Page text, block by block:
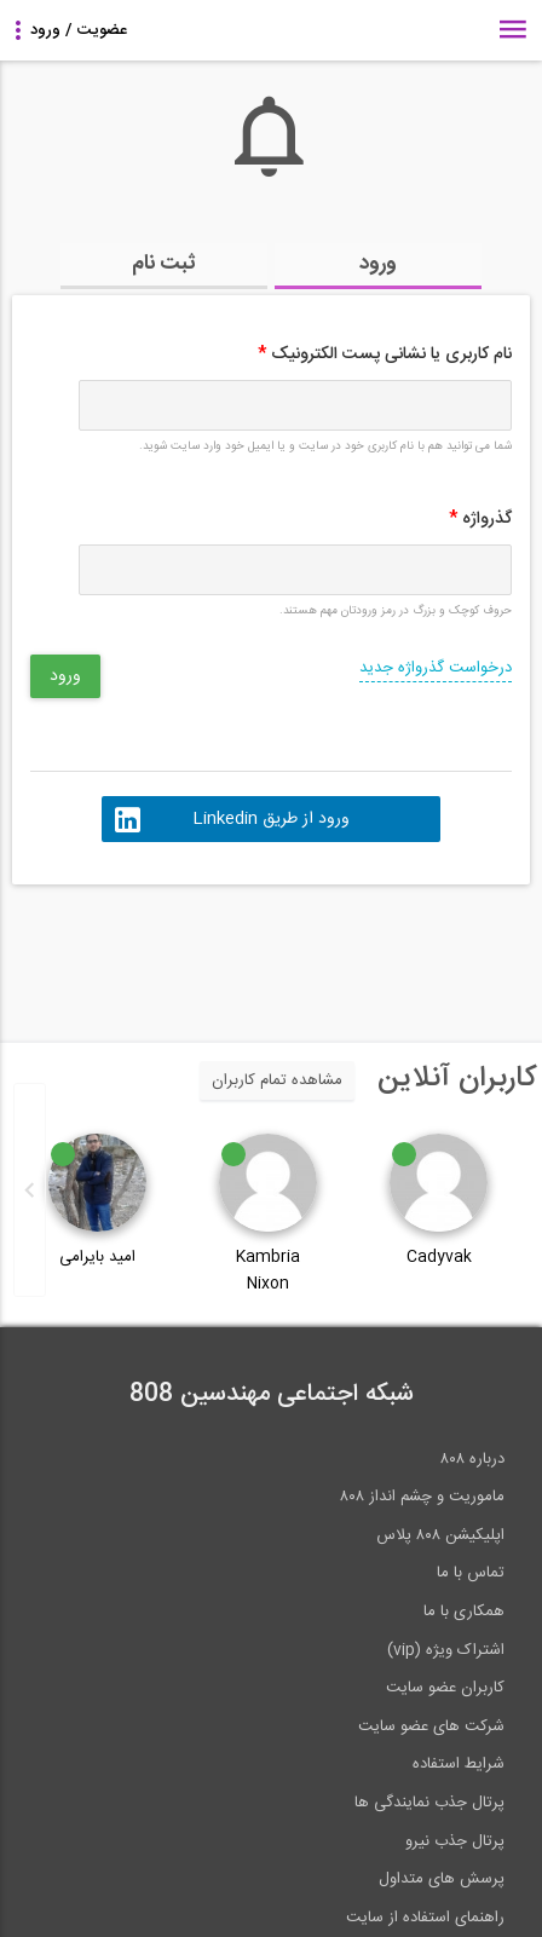
ورود ثبت نام
نام کاربری یا نشانی پست الکترونیک *
شما می توانید هم با نام کاربری خود در سایت و یا ایمیل خود وارد سایت شوید.
گذرواژه *
حروف کوچک و بزرگ در رمز ورودتان مهم هستند.
درخواست گذرواژه جدید
ورود از طریق Linkedin
کاربران آنلاین مشاهده تمام کاربران
Cadyvak
Kambria
Nixon
امید بایرامی
شبکه اجتماعی مهندسین 808
درباره ۸۰۸
ماموریت و چشم انداز ۸۰۸
اپلیکیشن ۸۰۸ پلاس
تماس با ما
همکاری با ما
اشتراک ویژه (vip)
کاربران عضو سایت
شرکت های عضو سایت
شرایط استفاده
پرتال جذب نمایندگی ها
پرتال جذب نیرو
پرسش های متداول
راهنمای استفاده از سایت